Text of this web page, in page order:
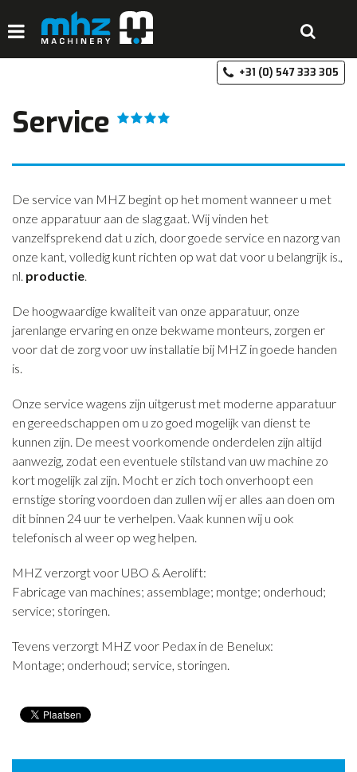
DISCIPLINES
PRODUCTEN
MACHINEVERHUUR
GALERIJ
OVER MHZ
VACATURES
OFFERTE
NIEUWS
Service
De service van MHZ begint op het moment wanneer u met
onze apparatuur aan de slag gaat. Wij vinden het
vanzelfsprekend dat u zich, door goede service en nazorg van
onze kant, volledig kunt richten op wat dat voor u belangrijk is.,
nl. productie.
De hoogwaardige kwaliteit van onze apparatuur, onze
jarenlange ervaring en onze bekwame monteurs, zorgen er
voor dat de zorg voor uw installatie bij MHZ in goede handen
is.
Onze service wagens zijn uitgerust met moderne apparatuur
en gereedschappen om u zo goed mogelijk van dienst te
kunnen zijn. De meest voorkomende onderdelen zijn altijd
aanwezig, zodat een eventuele stilstand van uw machine zo
kort mogelijk zal zijn. Mocht er zich toch onverhoopt een
ernstige storing voordoen dan zullen wij er alles aan doen om
dit binnen 24 uur te verhelpen. Vaak kunnen wij u ook
telefonisch al weer op weg helpen.
MHZ verzorgt voor UBO & Aerolift:
Fabricage van machines; assemblage; montge; onderhoud;
service; storingen.
Tevens verzorgt MHZ voor Pedax in de Benelux:
Montage; onderhoud; service, storingen.